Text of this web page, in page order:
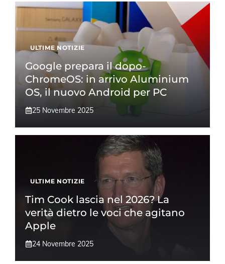
ULTIME NOTIZIE
Google prepara il dopo-
ChromeOS: in arrivo Aluminium
OS, il nuovo Android per PC
25 Novembre 2025
ULTIME NOTIZIE
Tim Cook lascia nel 2026? La
verità dietro le voci che agitano
Apple
24 Novembre 2025